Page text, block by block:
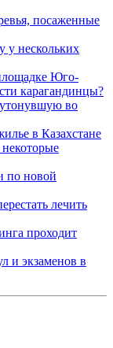
посаженные
у нескольких
Юго-
карагандинцы?
утонувшую во
в Казахстане
по новой
лечить
проходит
и экзаменов в